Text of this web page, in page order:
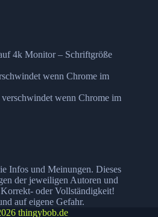
4k Monitor – Schriftgröße
wenn Chrome im
verschwindet wenn Chrome im
Infos und Meinungen. Dieses
der jeweiligen Autoren und
oder Vollständigkeit!
auf eigene Gefahr.
thingybob.de